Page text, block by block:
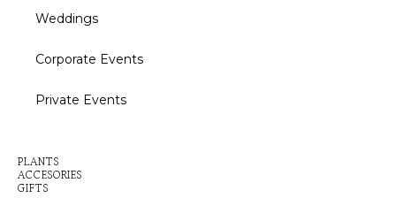
Weddings
Corporate Events
Private Events
Inactive
PLANTS
ACCESORIES
GIFTS